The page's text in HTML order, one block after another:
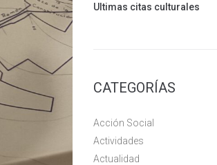
Ultimas citas culturales
CATEGORÍAS
Acción Social
Actividades
Actualidad